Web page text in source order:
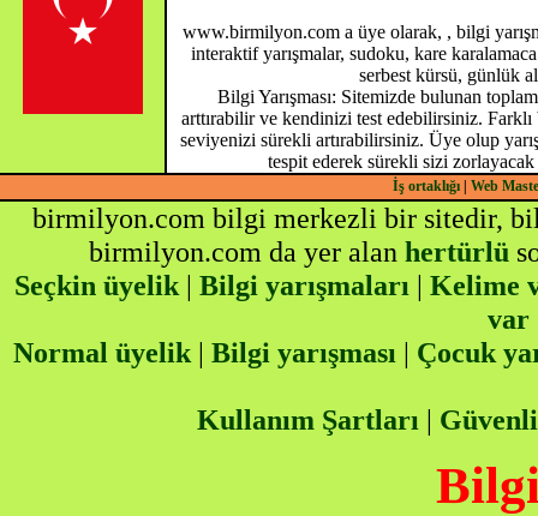
www.birmilyon.com a üye olarak, , bilgi
interaktif yarışmalar, sudoku, kare
serbest kürsü, günlük
Bilgi Yarışması: Sitemizde bulunan
arttırabilir ve kendinizi test edebilirsiniz.
seviyenizi sürekli artırabilirsiniz. Üye olup
tespit ederek sürekli sizi
İş ortaklığı| Web
birmilyon.com bilgi merkezli bir sitedir,
birmilyon.com da yer alan hertürlü
Seçkin üyelik| Bilgi yarışmaları | Kelime
var
Normal üyelik | Bilgi yarışması | Çocuk
Kullanım Şartları |
Bilgi